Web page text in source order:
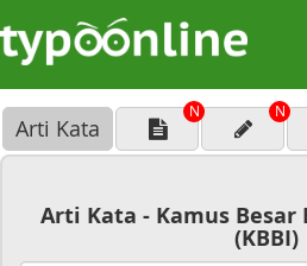
Arti Kata
N N
Arti Kata - Kamus Besar
(KBBI)